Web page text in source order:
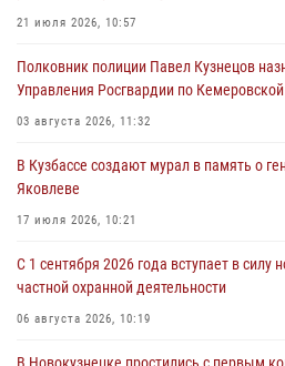
06 августа 2026, 09:18
Росгвардейцы задержали мужчину,
горожанки
06 августа 2026, 08:17
Росгвардейцы пресекли
новокузнечанку от агрессивного
06 августа 2026, 07:16
21 июля 2026, 10:57
Полковник полиции Павел Кузнецов
Управления Росгвардии по
03 августа 2026, 11:32
В Кузбассе создают мурал в память о
Яковлеве
17 июля 2026, 10:21
С 1 сентября 2026 года вступает в
частной охранной деятельности
06 августа 2026, 10:19